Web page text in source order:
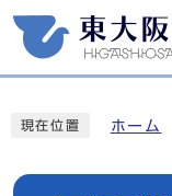
現在位置 ホーム